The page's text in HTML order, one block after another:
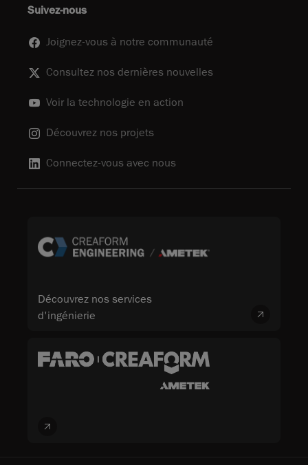
Suivez-nous
Joignez-vous à notre communauté
Consultez nos dernières nouvelles
Voir la technologie en action
Découvrez nos projets
Connectez-vous avec nous
Découvrez nos services
d'ingénierie